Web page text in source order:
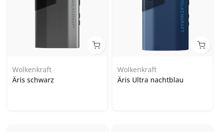
Wolkenkraft
Äris schwarz
Wolkenkraft
Äris Ultra nachtblau